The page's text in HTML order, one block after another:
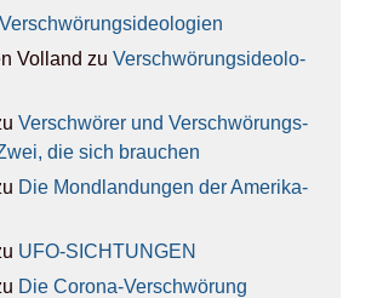
Ver­schwö­rungs­ideo­lo­gien
Volland zu Ver­schwö­rungs­ideo­lo­
Ver­schwö­rer und Ver­schwö­rungs­
die sich brau­chen
Die Mond­lan­dun­gen der Ame­ri­ka­
UFO-SICH­TUN­GEN
Die Coro­na-Ver­schwö­rung